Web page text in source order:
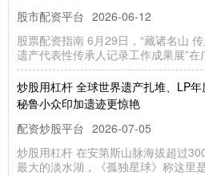
股市配资平台 2026-06-12
股票配资指南 6月29日，“藏诸名山
遗产代表性传承人记录工作成果展”
炒股用杠杆 全球世界遗产扎堆、LP
秘鲁小众印加遗迹更惊艳
配资炒股平台 2026-07-05
炒股用杠杆 在安第斯山脉海拔超过
最大的淡水湖，《孤独星球》称这里